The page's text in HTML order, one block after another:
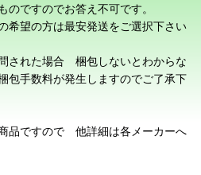
のですのでお答え不可です。
希望の方は最安発送をご選択下さい
された場合 梱包しないとわからな
包手数料が発生しますのでご了承下
品ですので 他詳細は各メーカーへ